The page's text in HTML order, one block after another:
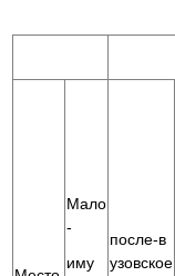
Мало
-
иму
после-в
узовское